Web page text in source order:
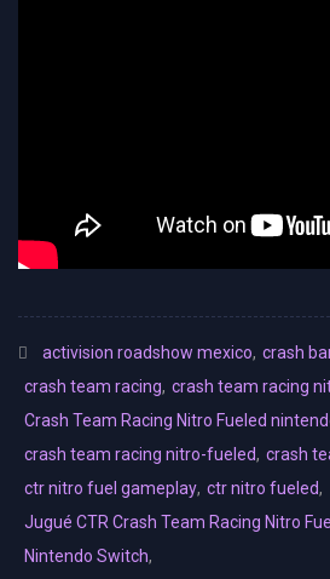
activision roadshow mexico, crash
crash team racing, crash team racing
Crash Team Racing Nitro Fueled
crash team racing nitro-fueled, crash
ctr nitro fuel gameplay, ctr nitro fueled,
Jugué CTR Crash Team Racing Nitro
Nintendo Switch,